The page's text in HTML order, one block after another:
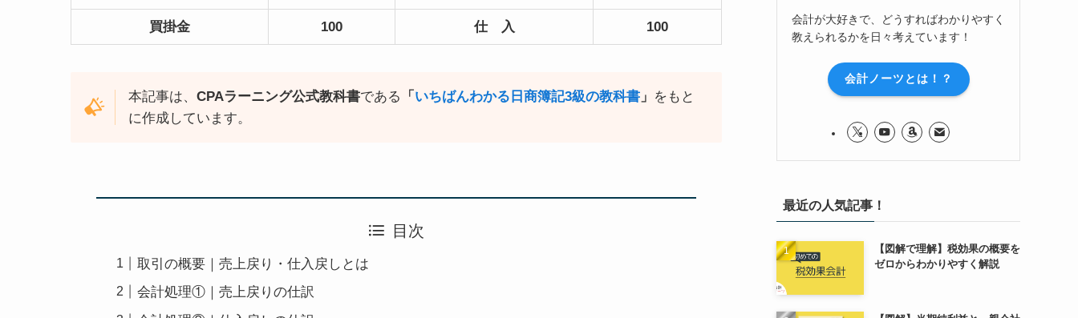
買掛金 100 仕 入 100
本記事は、CPAラーニング公式教科書である 「 いちばんわかる日商簿記3級の教科書 」 をもと
に作成しています。
目次
取引の概要｜売上戻り・仕入戻しとは
会計処理①｜売上戻りの仕訳
会計が大好きで、どうすればわかりやすく
教えられるかを日々考えています！
会計ノーツとは！？
最近の人気記事！
【図解で理解】税効果の概要を
ゼロからわかりやすく解説